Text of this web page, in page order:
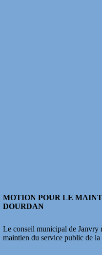
MOTION POUR LE
DOURDAN
Le conseil municipal de Janvry
maintien du service public de